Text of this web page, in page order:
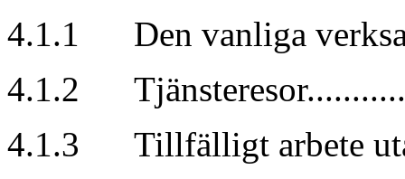
4.1.1 Den vanliga
4.1.2
4.1.3 Tillfälligt arbete